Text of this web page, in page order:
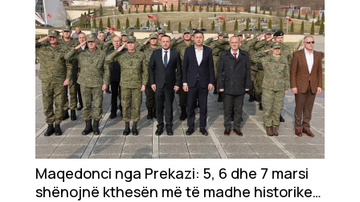
Maqedonci nga Prekazi: 5, 6 dhe 7 marsi
shënojnë kthesën më të madhe historike